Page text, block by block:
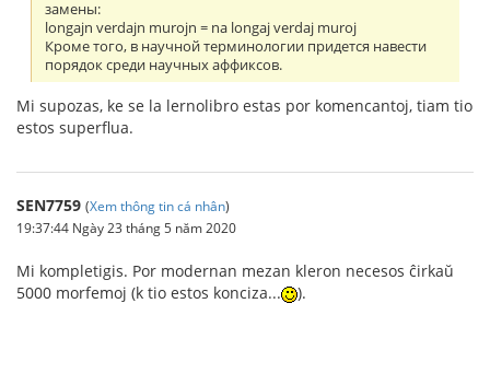
замены:
longajn verdajn murojn = na longaj verdaj muroj
Кроме того, в научной терминологии придется навести
порядок среди научных аффиксов.
Mi supozas, ke se la lernolibro estas por komencantoj, tiam tio
estos superflua.
SEN7759 (Xem thông tin cá nhân)
19:37:44 Ngày 23 tháng 5 năm 2020
Mi kompletigis. Por modernan mezan kleron necesos ĉirkaŭ
5000 morfemoj (k tio estos konciza...
).